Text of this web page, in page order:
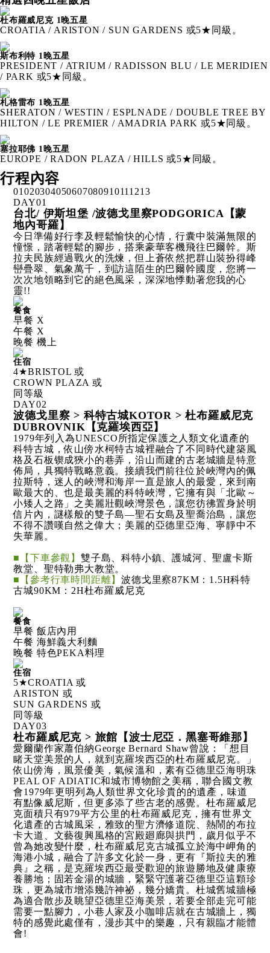
杜布羅威尼克 1晚五星
CROATIA / ARISTON / SUN GARDENS 或5★同級。
斯布利特 1晚五星
PRESIDENT / ATRIUM / RADISSON BLU / LE MERIDIEN
/ PARK 或5★同級。
札格雷布 1晚五星
SHERATON / WESTIN / ESPLNADE / DOUBLE TREE BY
HILTON / LE PREMIER / AMADRIA PARK 或5★同級。
塞拉耶佛 1晚五星
EUROPE / RADON PLAZA / HILLS 或5★同級。
行程內容
0102030405060708091011 1213
DAY01
台北/ 伊斯坦堡 /波德戈里察PODGORICA【蒙
地內哥羅】
今日準備好行李及輕鬆愉快的心情，行囊中裝滿無限的
憧憬，踏著輕鬆的腳步，搭乘豪華客機飛往巴爾幹。斯
拉夫民族經過戰火的洗煉，但上蒼依然把群山裝扮得峰
巒疊翠、氣象萬千，到訪這陌生的巴爾幹國度，您將一
次次地領略到它的絕色風采，深深地悸動著您我的心
靈!!
餐食
早餐 X
午餐 X
晚餐 機上
住宿
4★BRISTOL 或
CROWN PLAZA 或
同等級
DAY02
波德戈里察 > 科特古城KOTOR > 杜布羅威尼克
DUBROVNIK【克羅埃西亞】
1979年列入為UNESCO所指定保護之人類文化遺產的
科特古城，依山傍水柯特古城裡融合了不同時代建築風
格及石板锲成狹小的巷弄，沿山而建的古老城牆是特意
佈局，具獨特戰略意義。接續我們前往位於峽灣內的佩
拉斯特，迷人的峽灣和海岸一直是旅人的最愛，來到南
歐最大的、也是最美麗的科特峽灣，它擁有與「北歐～
小矮人之路」之美麗壯觀峽灣景色，讓您彷彿置身於明
信片內，謎樣般的雙子島—聖石女島及聖喬治島，讓您
不得不讚嘆自然之偉大；美麗的亞德里亞海、寧靜中不
失華麗。
■【下車參觀】雙子島、科特小鎮、護城河、聖盧卡斯
教堂、聖特勒弗大教堂。
■【參考行車時間距離】波德戈里察87KM：1.5H科特
古城90KM：2H杜布羅威尼克
餐食
早餐 飯店內用
午餐 海鮮義大利麵
晚餐 特色PEKA料理
住宿
5★CROATIA 或
ARISTON 或
SUN GARDENS 或
同等級
DAY03
杜布羅威尼克 > 旅館【波士尼亞．黑塞哥維那】
愛爾蘭作家蕭伯納George Bernard Shaw曾說：「想目
睹天堂美景的人，就到克羅埃西亞的杜布羅威尼克。」
依山傍海，風景優美，氣候溫和，素有亞德里亞海明珠
PEAL OF ADIATIC和城市博物館之美稱，聯合國文教
會1979年更明列為人類世界文化珍貴的的遺產，味道
有點像威尼斯，但更多添了些古老的感覺。杜布羅威尼
克面積只有979平方公里的杜布羅威尼克，擁有世界文
化遺產的古城風采，雅致的聖方濟修道院、熱鬧的布拉
卡大道、文藝復興風格的宮殿廻廊與拱門，歲月似乎不
曾為她改變什麼，杜布羅威尼克古城孤立於海中岬角的
海港小城，融合了許多文化於一身，更有『斯拉夫的雅
典』之稱，是克羅埃西亞最受歡迎的旅遊勝地及健康療
養勝地；固若金湯的城牆，緊緊守護著亞德里亞這顆珍
珠，更為城市增添幾許神祕，幾分嬌貴。杜城舊城牆極
為適合散步及眺望亞德里亞海美景，若要全部走完可能
需要一點腳力，小巷人家及小咖啡店就在古城牆上，獨
特的感覺此處僅有，漫步其中的樂趣，只有親臨才能體
會!